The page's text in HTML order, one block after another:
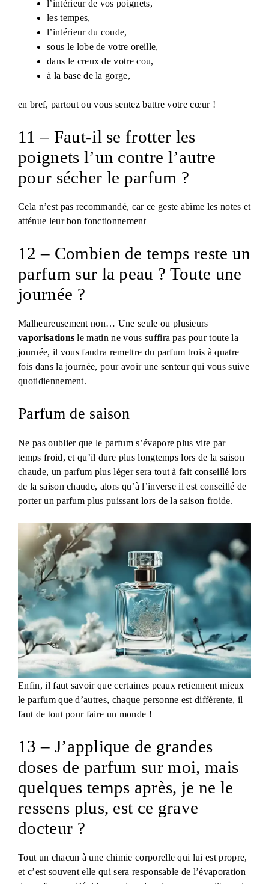
l’intérieur de vos poignets,
les tempes,
l’intérieur du coude,
sous le lobe de votre oreille,
dans le creux de votre cou,
à la base de la gorge,
en bref, partout ou vous sentez battre votre cœur !
11 – Faut-il se frotter les
poignets l’un contre l’autre
pour sécher le parfum ?
Cela n’est pas recommandé, car ce geste abîme les notes et
atténue leur bon fonctionnement
12 – Combien de temps reste un
parfum sur la peau ? Toute une
journée ?
Malheureusement non… Une seule ou plusieurs
vaporisations le matin ne vous suffira pas pour toute la
journée, il vous faudra remettre du parfum trois à quatre
fois dans la journée, pour avoir une senteur qui vous suive
quotidiennement.
Parfum de saison
Ne pas oublier que le parfum s’évapore plus vite par
temps froid, et qu’il dure plus longtemps lors de la saison
chaude, un parfum plus léger sera tout à fait conseillé lors
de la saison chaude, alors qu’à l’inverse il est conseillé de
porter un parfum plus puissant lors de la saison froide.
Enfin, il faut savoir que certaines peaux retiennent mieux
le parfum que d’autres, chaque personne est différente, il
faut de tout pour faire un monde !
13 – J’applique de grandes
doses de parfum sur moi, mais
quelques temps après, je ne le
ressens plus, est ce grave
docteur ?
Tout un chacun à une chimie corporelle qui lui est propre,
et c’est souvent elle qui sera responsable de l’évaporation